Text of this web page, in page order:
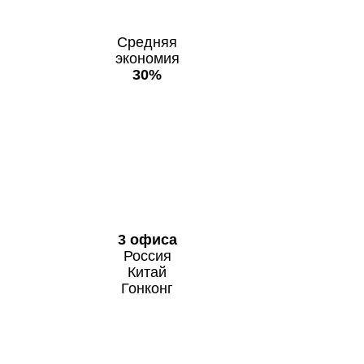
Средняя
экономия
30%
3 офиса
Россия
Китай
Гонконг